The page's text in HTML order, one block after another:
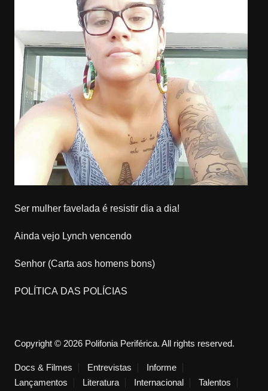
Ser mulher favelada é resistir dia a dia!
Ainda vejo Lynch vencendo
Senhor (Carta aos homens bons)
POLÍTICA DAS POLÍCIAS
Copyright © 2026 Polifonia Periférica. All rights reserved.
Docs & Filmes Entrevistas
Informe
Lançamentos
Literatura Internacional Talentos